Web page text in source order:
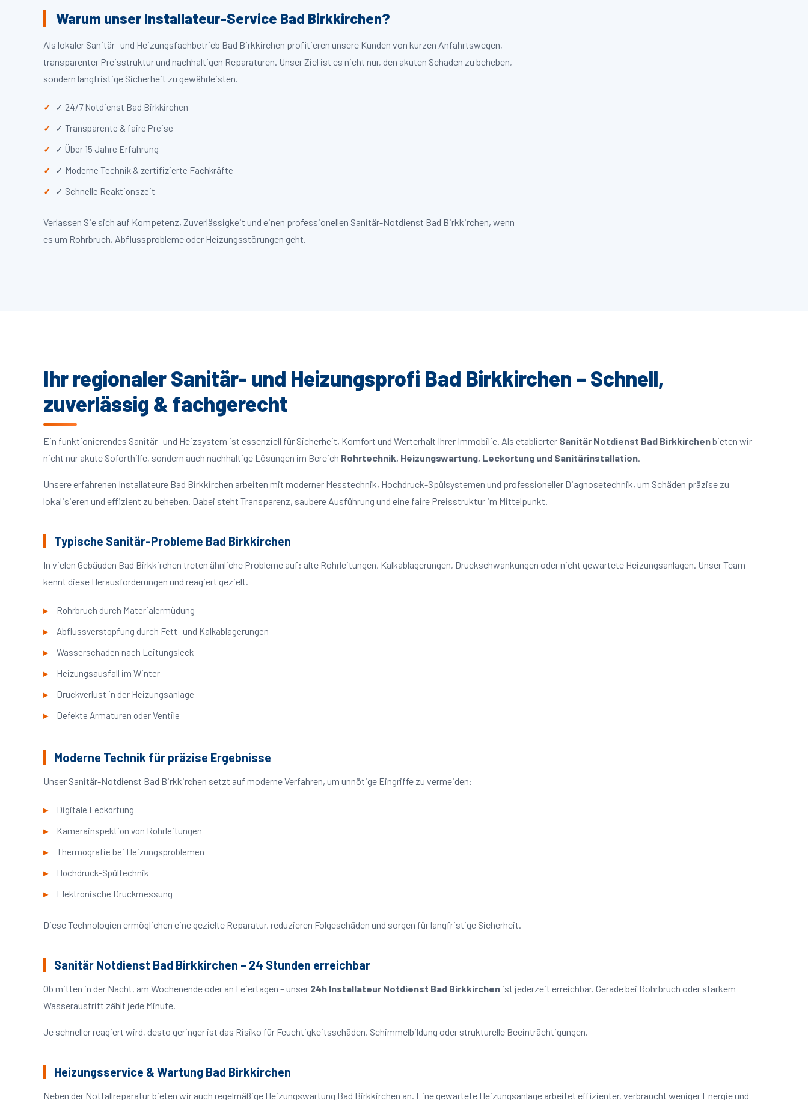
Warum unser Installateur-Service Bad Birkkirchen?
Als lokaler Sanitär- und Heizungsfachbetrieb Bad Birkkirchen profitieren unsere Kunden von kurzen Anfahrtswegen,
transparenter Preisstruktur und nachhaltigen Reparaturen. Unser Ziel ist es nicht nur, den akuten Schaden zu beheben,
sondern langfristige Sicherheit zu gewährleisten.
✓ 24/7 Notdienst Bad Birkkirchen
✓ Transparente & faire Preise
✓ Über 15 Jahre Erfahrung
✓ Moderne Technik & zertifizierte Fachkräfte
✓ Schnelle Reaktionszeit
Verlassen Sie sich auf Kompetenz, Zuverlässigkeit und einen professionellen Sanitär-Notdienst Bad Birkkirchen, wenn
es um Rohrbruch, Abflussprobleme oder Heizungsstörungen geht.
Ihr regionaler Sanitär- und Heizungsprofi Bad Birkkirchen – Schnell,
zuverlässig & fachgerecht
Ein funktionierendes Sanitär- und Heizsystem ist essenziell für Sicherheit, Komfort und Werterhalt Ihrer Immobilie. Als etablierter Sanitär Notdienst Bad Birkkirchenbieten wir
nicht nur akute Soforthilfe, sondern auch nachhaltige Lösungen im Bereich Rohrtechnik, Heizungswartung, Leckortung und Sanitärinstallation.
Unsere erfahrenen Installateure Bad Birkkirchen arbeiten mit moderner Messtechnik, Hochdruck-Spülsystemen und professioneller Diagnosetechnik, um Schäden präzise zu
lokalisieren und effizient zu beheben. Dabei steht Transparenz, saubere Ausführung und eine faire Preisstruktur im Mittelpunkt.
Typische Sanitär-Probleme Bad Birkkirchen
In vielen Gebäuden Bad Birkkirchen treten ähnliche Probleme auf: alte Rohrleitungen, Kalkablagerungen, Druckschwankungen oder nicht gewartete Heizungsanlagen. Unser Team
kennt diese Herausforderungen und reagiert gezielt.
Rohrbruch durch Materialermüdung
Abflussverstopfung durch Fett- und Kalkablagerungen
Wasserschaden nach Leitungsleck
Heizungsausfall im Winter
Druckverlust in der Heizungsanlage
Defekte Armaturen oder Ventile
Moderne Technik für präzise Ergebnisse
Unser Sanitär-Notdienst Bad Birkkirchen setzt auf moderne Verfahren, um unnötige Eingriffe zu vermeiden:
Digitale Leckortung
Kamerainspektion von Rohrleitungen
Thermografie bei Heizungsproblemen
Hochdruck-Spültechnik
Elektronische Druckmessung
Diese Technologien ermöglichen eine gezielte Reparatur, reduzieren Folgeschäden und sorgen für langfristige Sicherheit.
Sanitär Notdienst Bad Birkkirchen – 24 Stunden erreichbar
Ob mitten in der Nacht, am Wochenende oder an Feiertagen – unser 24h Installateur Notdienst Bad Birkkirchen ist jederzeit erreichbar. Gerade bei Rohrbruch oder starkem
Wasseraustritt zählt jede Minute.
Je schneller reagiert wird, desto geringer ist das Risiko für Feuchtigkeitsschäden, Schimmelbildung oder strukturelle Beeinträchtigungen.
Heizungsservice & Wartung Bad Birkkirchen
Neben der Notfallreparatur bieten wir auch regelmäßige Heizungswartung Bad Birkkirchen an. Eine gewartete Heizungsanlage arbeitet effizienter, verbraucht weniger Energie und